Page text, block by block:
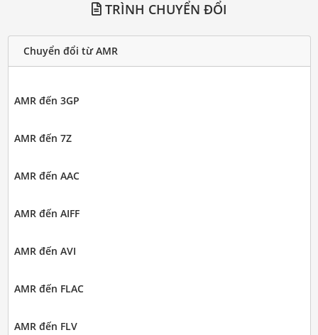
TRÌNH CHUYỂN ĐỔI
Chuyển đổi từ AMR
AMR đến 3GP
AMR đến 7Z
AMR đến AAC
AMR đến AIFF
AMR đến AVI
AMR đến FLAC
AMR đến FLV